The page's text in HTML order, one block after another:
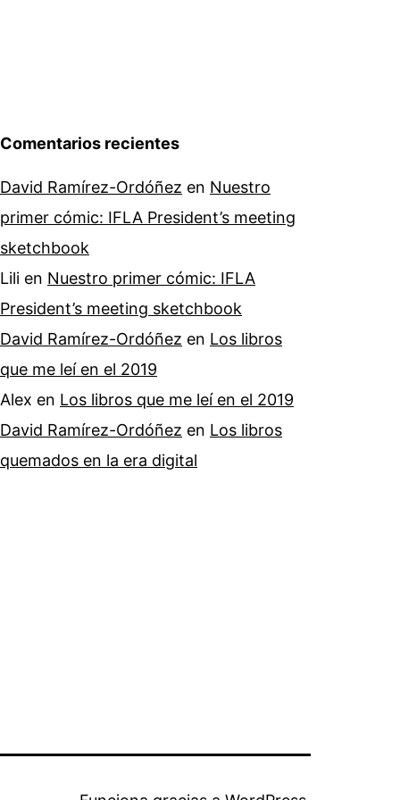
Comentarios recientes
David Ramírez-Ordóñez en Nuestro
primer cómic: IFLA President’s meeting
sketchbook
Lili en Nuestro primer cómic: IFLA
President’s meeting sketchbook
David Ramírez-Ordóñez en Los libros
que me leí en el 2019
Alex en Los libros que me leí en el 2019
David Ramírez-Ordóñez en Los libros
quemados en la era digital